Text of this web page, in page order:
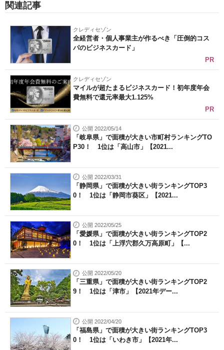
関連記事
クレディセゾン
全経営者・個人事業主が作るべき「圧倒的コス
パのビジネスカード」
PR
クレディセゾン
マイルが超たまるビジネスカード！初年度年会
費無料で還元率最大1.125%
PR
公開 2022/05/14
「岐阜県」で面積が大きい市町村ランキングTO
P30！ 1位は「高山市」【2021...
公開 2022/03/31
「静岡県」で面積が大きい街ランキングTOP3
0！ 1位は「静岡市葵区」【2021...
公開 2022/05/25
「愛媛県」で面積が大きい街ランキングTOP2
0！ 1位は「上浮穴郡久万高原町」【...
公開 2022/05/20
「三重県」で面積が大きい街ランキングTOP2
9！ 1位は「津市」【2021年デー...
公開 2022/04/20
「福島県」で面積が大きい街ランキングTOP3
0！ 1位は「いわき市」【2021年...